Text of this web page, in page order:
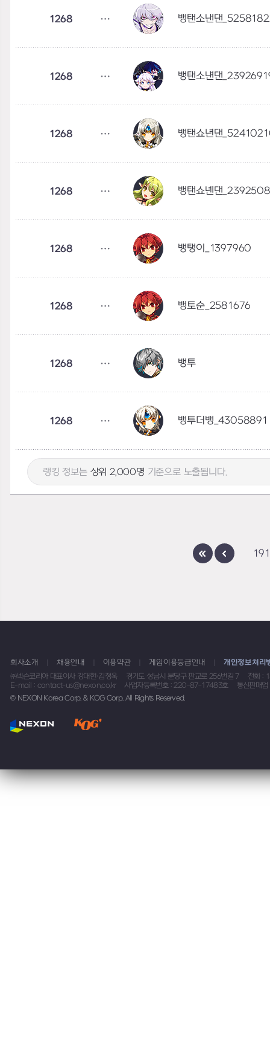
1268 뱅탠소낸댄
1268 뱅탠소냰댄
1268 뱅탠쇼년댄
1268 뱅탠쇼녠댄
1268 뱅탱이_1397960
1268 뱅토순_2581676
1268 뱅투
1268 뱅투더뱅_43058891
랭킹 정보는 상위 2,000명 기준으로 노출됩니다.
191
회사소개 채용안내 이용약관 게임이용등급안내
개인정보처리
㈜넥슨코리아 대표이사 강대현·김정욱
경기도 성남시 분당구 판교로 256번길 7
전화 :
E-mail : contact-us@nexon.co.kr
사업자등록번호 : 220-87-17483호
통신판매
© NEXON Korea Corp. & KOG Corp. All Rights Reserved.